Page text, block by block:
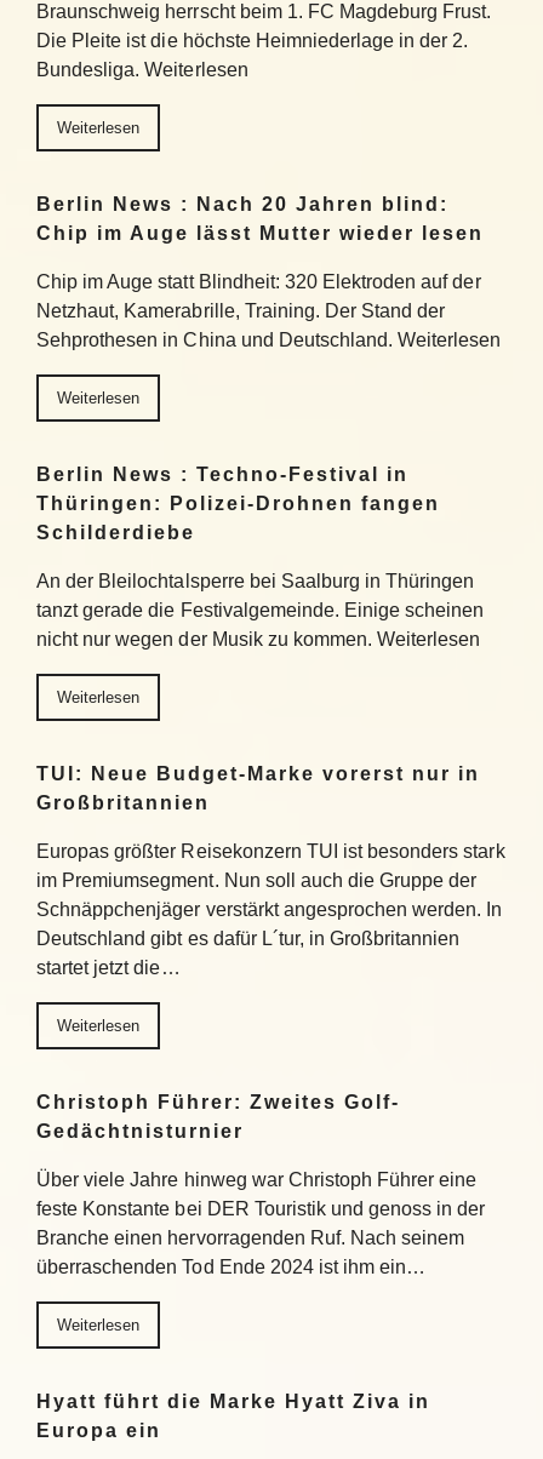
Braunschweig herrscht beim 1. FC Magdeburg Frust.
Die Pleite ist die höchste Heimniederlage in der 2.
Bundesliga. Weiterlesen
Weiterlesen
Berlin News : Nach 20 Jahren blind:
Chip im Auge lässt Mutter wieder lesen
Chip im Auge statt Blindheit: 320 Elektroden auf der
Netzhaut, Kamerabrille, Training. Der Stand der
Sehprothesen in China und Deutschland. Weiterlesen
Weiterlesen
Berlin News : Techno-Festival in
Thüringen: Polizei-Drohnen fangen
Schilderdiebe
An der Bleilochtalsperre bei Saalburg in Thüringen
tanzt gerade die Festivalgemeinde. Einige scheinen
nicht nur wegen der Musik zu kommen. Weiterlesen
Weiterlesen
TUI: Neue Budget-Marke vorerst nur in
Großbritannien
Europas größter Reisekonzern TUI ist besonders stark
im Premiumsegment. Nun soll auch die Gruppe der
Schnäppchenjäger verstärkt angesprochen werden. In
Deutschland gibt es dafür L´tur, in Großbritannien
startet jetzt die…
Weiterlesen
Christoph Führer: Zweites Golf-
Gedächtnisturnier
Über viele Jahre hinweg war Christoph Führer eine
feste Konstante bei DER Touristik und genoss in der
Branche einen hervorragenden Ruf. Nach seinem
überraschenden Tod Ende 2024 ist ihm ein…
Weiterlesen
Hyatt führt die Marke Hyatt Ziva in
Europa ein